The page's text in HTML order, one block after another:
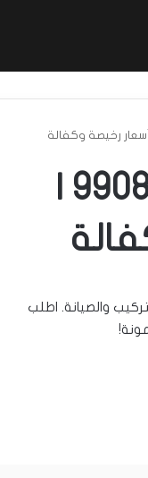
التركيب والصيانة. اطلب